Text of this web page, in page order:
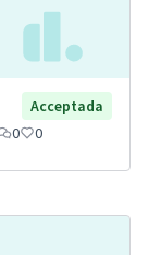
Acceptada
0 0